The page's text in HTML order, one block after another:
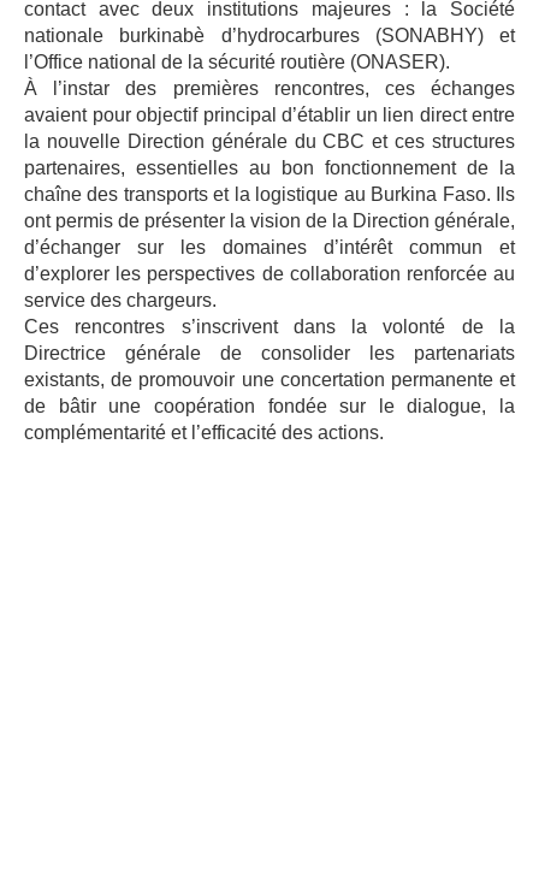
contact avec deux institutions majeures : la Société
nationale burkinabè d’hydrocarbures (SONABHY) et
l’Office national de la sécurité routière (ONASER).
À l’instar des premières rencontres, ces échanges
avaient pour objectif principal d’établir un lien direct entre
la nouvelle Direction générale du CBC et ces structures
partenaires, essentielles au bon fonctionnement de la
chaîne des transports et la logistique au Burkina Faso. Ils
ont permis de présenter la vision de la Direction générale,
d’échanger sur les domaines d’intérêt commun et
d’explorer les perspectives de collaboration renforcée au
service des chargeurs.
Ces rencontres s’inscrivent dans la volonté de la
Directrice générale de consolider les partenariats
existants, de promouvoir une concertation permanente et
de bâtir une coopération fondée sur le dialogue, la
complémentarité et l’efficacité des actions.